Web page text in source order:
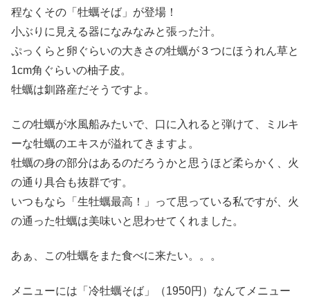
程なくその「牡蠣そば」が登場！
小ぶりに見える器になみなみと張った汁。
ぷっくらと卵ぐらいの大きさの牡蠣が３つにほうれん草と
1cm角ぐらいの柚子皮。
牡蠣は釧路産だそうですよ。
この牡蠣が水風船みたいで、口に入れると弾けて、ミルキ
ーな牡蠣のエキスが溢れてきますよ。
牡蠣の身の部分はあるのだろうかと思うほど柔らかく、火
の通り具合も抜群です。
いつもなら「生牡蠣最高！」って思っている私ですが、火
の通った牡蠣は美味いと思わせてくれました。
あぁ、この牡蠣をまた食べに来たい。。。
メニューには「冷牡蠣そば」（1950円）なんてメニュー